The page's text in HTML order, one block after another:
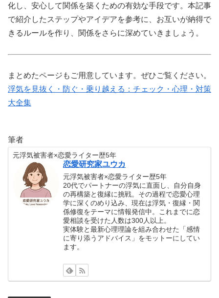
化し、安心して関係を築くための有効な手段です。本記事
で紹介したステップやアイデアを参考に、お互いが納得で
きるルールを作り、関係をさらに深めていきましょう。
まとめたページもご用意しています。ぜひご覧ください。
浮気を見抜く・防ぐ・乗り越える：チェック・心理・対策
大全集
筆者
元浮気被害者×恋愛ライター歴5年
恋愛研究家ユウカ
元浮気被害者×恋愛ライター歴5年
20代でパートナーの浮気に直面し、自分自身
の再構築と復縁に挑戦。その過程で恋愛心理
学に深くのめり込み、現在は浮気・復縁・関
係修復をテーマに情報発信中。これまでに恋
愛相談を受けた人数は300人以上。
実体験と最新心理理論を組み合わせた「感情
に寄り添うアドバイス」をモットーにしてい
ます。